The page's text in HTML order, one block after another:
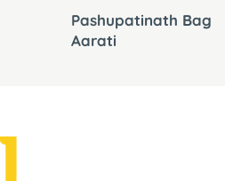
Pashupatinath
Aarati